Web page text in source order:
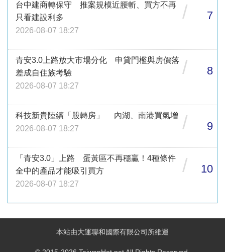
台中建商轉保守 推案規模近腰斬、買方不再
只看建設利多
2026-08-07 18:27
/ 7
青安3.0上路放大市場分化 申貸門檻與房價落
差成自住族考驗
2026-08-07 18:27
/ 8
科技新貴陸續「股轉房」 內湖、南港買氣增
2026-08-07 18:27
/ 9
「青安3.0」上路 蛋黃區不再穩贏！4種條件
全中的產品才能吸引買方
2026-08-07 18:27
/ 10
本站由大運聯和國際有限公司所維運